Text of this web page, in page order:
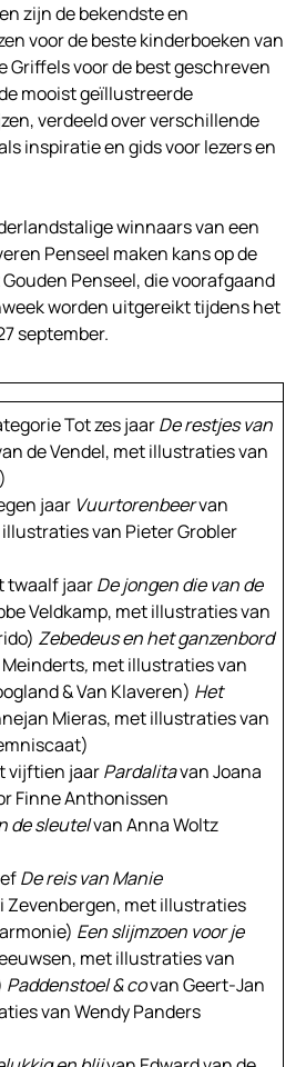
zijn de bekendste en
voor de beste kinderboeken van
Griffels voor de best geschreven
mooist geïllustreerde
verdeeld over verschillende
inspiratie en gids voor lezers en
winnaars van een
Penseel maken kans op de
Penseel, die voorafgaand
worden uitgereikt tijdens het
september.
Tot zes jaarDe restjes van
de Vendel, met illustraties van
jaar Vuurtorenbeervan
van Pieter Grobler
twaalf jaarDe jongen die van de
Veldkamp, met illustraties van
Zebedeus en het ganzenbord
Meinderts, met illustraties van
& Van Klaveren) Het
Mieras, met illustraties van
vijftien jaarPardalitavan Joana
Finne Anthonissen
de sleutelvan Anna Woltz
De reis van Manie
Zevenbergen, met illustraties
Een slijmzoen voor je
met illustraties van
Paddenstoel & covan Geert-Jan
van Wendy Panders